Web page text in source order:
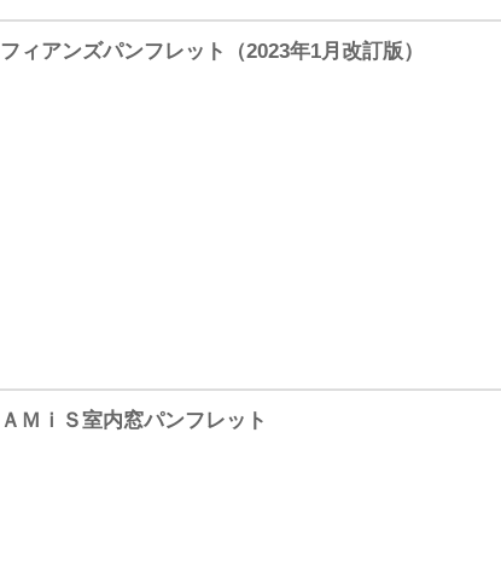
フィアンズパンフレット（2023年1月改訂版）
ＡＭｉＳ室内窓パンフレット